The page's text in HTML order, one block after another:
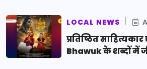
LOCAL NEWS
प्रतिष्ठित
Bhawuk के शब्दों में